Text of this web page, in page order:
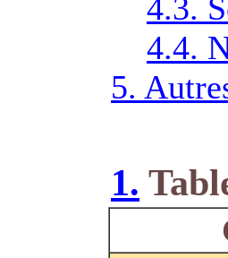
4.3.
4.4.
5.
1.